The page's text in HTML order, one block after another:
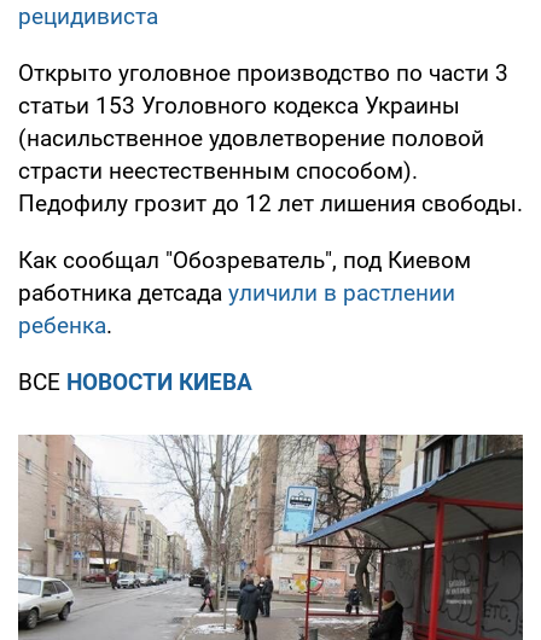
рецидивиста
Открыто уголовное производство по части 3
статьи 153 Уголовного кодекса Украины
(насильственное удовлетворение половой
страсти неестественным способом).
Педофилу грозит до 12 лет лишения свободы.
Как сообщал "Обозреватель", под Киевом
работника детсада уличили в растлении
ребенка.
ВСЕ НОВОСТИ КИЕВА